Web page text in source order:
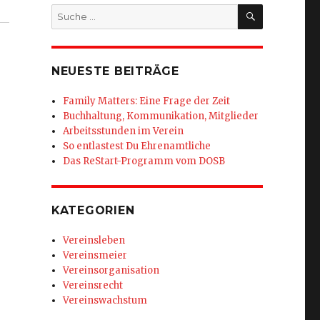
Suche
nach:
SUCHEN
NEUESTE BEITRÄGE
Family Matters: Eine Frage der Zeit
Buchhaltung, Kommunikation, Mitglieder
Arbeitsstunden im Verein
So entlastest Du Ehrenamtliche
Das ReStart-Programm vom DOSB
KATEGORIEN
Vereinsleben
Vereinsmeier
Vereinsorganisation
Vereinsrecht
Vereinswachstum